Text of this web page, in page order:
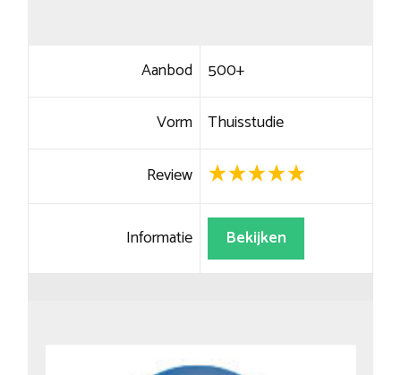
Aanbod 500+
Vorm Thuisstudie
Review
Informatie Bekijken